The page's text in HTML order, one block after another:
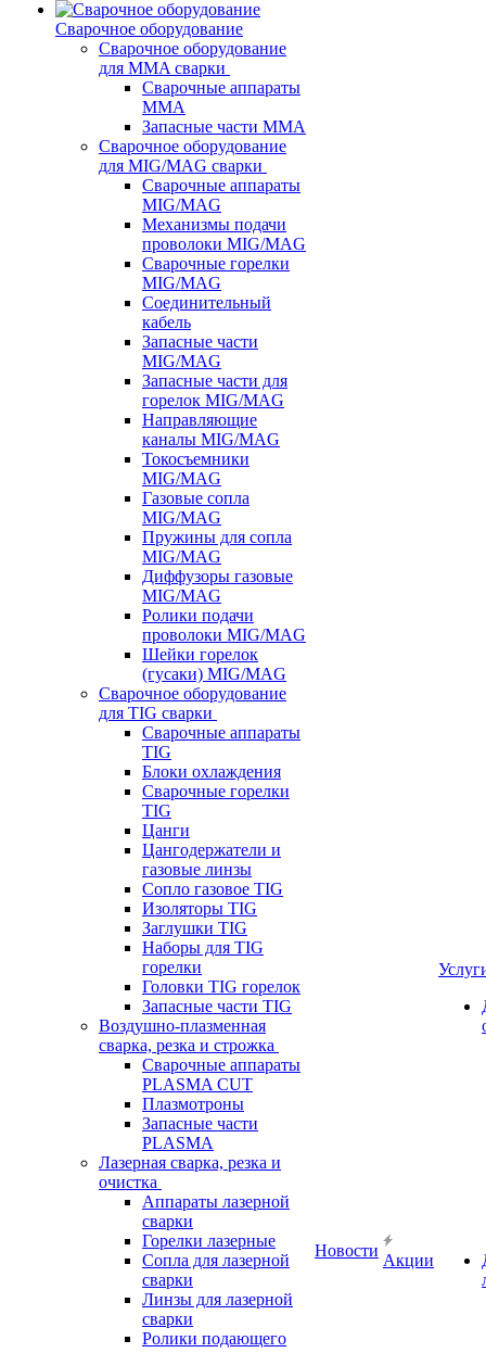
Сварочное оборудование
Сварочное оборудование
для MMA сварки
Сварочные аппараты
MMA
Запасные части MMA
Сварочное оборудование
для MIG/MAG сварки
Сварочные аппараты
MIG/MAG
Механизмы подачи
проволоки MIG/MAG
Сварочные горелки
MIG/MAG
Соединительный
кабель
Запасные части
MIG/MAG
Запасные части для
горелок MIG/MAG
Направляющие
каналы MIG/MAG
Токосъемники
MIG/MAG
Газовые сопла
MIG/MAG
Пружины для сопла
MIG/MAG
Диффузоры газовые
MIG/MAG
Ролики подачи
проволоки MIG/MAG
Шейки горелок
(гусаки) MIG/MAG
Сварочное оборудование
для TIG сварки
Сварочные аппараты
TIG
Блоки охлаждения
Сварочные горелки
TIG
Цанги
Цангодержатели и
газовые линзы
Сопло газовое TIG
Изоляторы TIG
Заглушки TIG
Наборы для TIG
горелки
Головки TIG горелок
Запасные части TIG
Воздушно-плазменная
сварка, резка и строжка
Сварочные аппараты
PLASMA CUT
Плазмотроны
Запасные части
PLASMA
Лазерная сварка, резка и
очистка
Аппараты лазерной
сварки
Горелки лазерные
Сопла для лазерной
сварки
Линзы для лазерной
сварки
Ролики подающего
Новости
Акции